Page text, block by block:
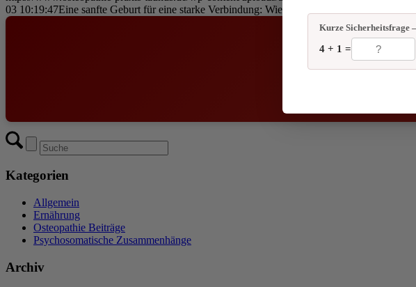
03 10:19:47Eine sanfte Geburt für eine starke Verbindung: Wie alternative Heilmethoden
📬
Gesundheitstipps &
Kategorien
Allgemein
Ernährung
Osteopathie Beiträge
Psychosomatische Zusammenhänge
Archiv
Kurze Sicherheitsfrage
4 + 1 =